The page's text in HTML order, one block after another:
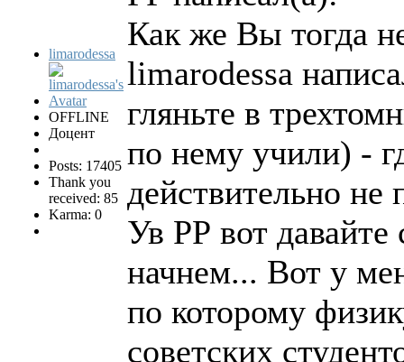
limarodessa
OFFLINE
Доцент
Posts: 17405
Thank you
received: 85
Karma: 0
Как же Вы тогда
limarodessa
гляньте в
по нему учили) -
действительно
Ув РР вот давайте
начнем... Вот у
по которому
советских